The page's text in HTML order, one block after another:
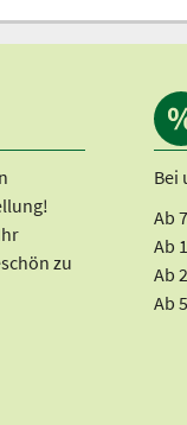
zu
Bei
Ab
Ab
Ab
Ab